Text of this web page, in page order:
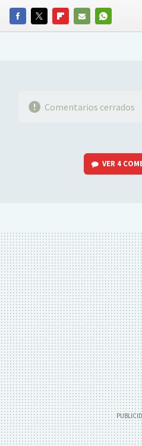
FACEBOOKTWITTERFLIPBOARD
E-
WHATSAPP
Comentarios cerrados
VER 4